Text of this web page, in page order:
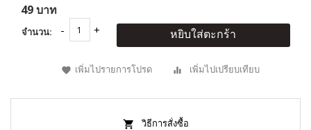
49 บาท
จำนวน: หยิบใส่ตะกร้า
เพิ่มไปรายการโปรด เพิ่มไปเปรียบเทียบ
วิธีการสั่งซื้อ